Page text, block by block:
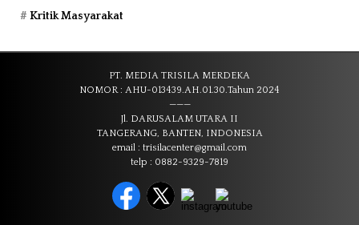
Kritik Masyarakat
PT. MEDIA TRISILA MERDEKA
NOMOR : AHU-013439.AH.01.30.Tahun 2024
———
Jl. DARUSALAM UTARA II
TANGERANG, BANTEN, INDONESIA
email : trisilacenter@gmail.com
telp : 0882-9329-7819